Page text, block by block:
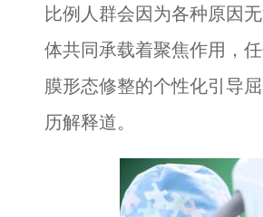
比例人群会因为各种原因
体共同承载着聚焦作用，
膜形态修整的个性化引导
历解释道。